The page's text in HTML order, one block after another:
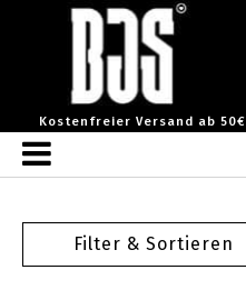
Kostenfreier Versand ab 50€
Filter & Sortieren